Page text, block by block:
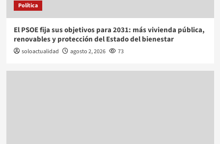
Política
El PSOE fija sus objetivos para 2031: más vivienda pública,
renovables y protección del Estado del bienestar
soloactualidad agosto 2, 2026 73